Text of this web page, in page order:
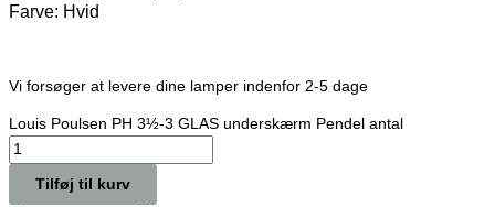
Farve: Hvid
Vi forsøger at levere dine lamper indenfor 2-5 dage
Louis Poulsen PH 3½-3 GLAS underskærm Pendel antal
Tilføj til kurv